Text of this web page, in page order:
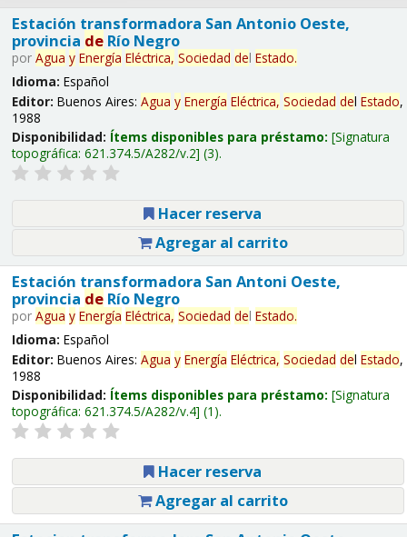
Estación transformadora San Antonio Oeste,
provincia deRío Negro
por Agua y Energía Eléctrica, Sociedad del Estado.
Idioma: Español
Editor: Buenos Aires: Agua y Energía Eléctrica, Sociedad del Estado,
1988
Disponibilidad: Ítems disponibles para préstamo: Signatura
topográfica: 621.374.5/A282/v.2 (3).
Hacer reserva
Agregar al carrito
Estación transformadora San Antoni Oeste,
provincia deRío Negro
por Agua y Energía Eléctrica, Sociedad del Estado.
Idioma: Español
Editor: Buenos Aires: Agua y Energía Eléctrica, Sociedad del Estado,
1988
Disponibilidad: Ítems disponibles para préstamo: Signatura
topográfica: 621.374.5/A282/v.4 (1).
Hacer reserva
Agregar al carrito